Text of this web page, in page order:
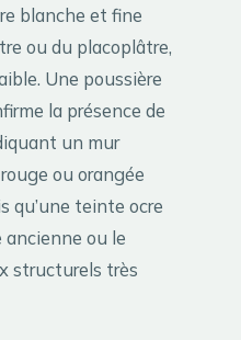
blanche et fine
ou du placoplâtre,
Une poussière
la présence de
un mur
ou orangée
qu’une teinte ocre
ou le
structurels très